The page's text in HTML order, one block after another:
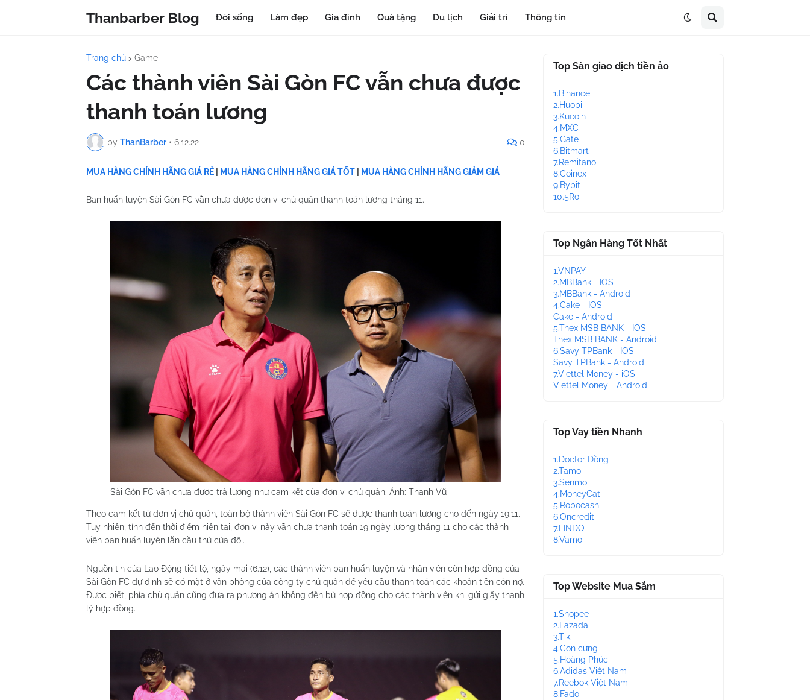
Thanbarber Blog Đời sống Làm đẹp Gia đình Quà tặng Du lịch Giải trí Thông tin
Trang chủ Game
Các thành viên Sài Gòn FC vẫn chưa được
thanh toán lương
by ThanBarber • 6.12.22 0
MUA HÀNG CHÍNH HÃNG GIÁ RẺ MUA HÀNG CHÍNH HÃNG GIÁ TỐT MUA HÀNG CHÍNH HÃNG GIẢM GIÁ
Ban huấn luyện Sài Gòn FC vẫn chưa được đơn vị chủ quản thanh toán lương tháng 11.
Sài Gòn FC vẫn chưa được trả lương như cam kết của đơn vị chủ quản. Ảnh: Thanh Vũ
Theo cam kết từ đơn vị chủ quản, toàn bộ thành viên Sài Gòn FC sẽ được thanh toán lương cho đến ngày 19.11.
Tuy nhiên, tính đến thời điểm hiện tại, đơn vị này vẫn chưa thanh toán 19 ngày lương tháng 11 cho các thành
viên ban huấn luyện lẫn cầu thủ của đội.
Nguồn tin của Lao Động tiết lộ, ngày mai (6.12), các thành viên ban huấn luyện và nhân viên còn hợp đồng của
Sài Gòn FC dự định sẽ có mặt ở văn phòng của công ty chủ quản để yêu cầu thanh toán các khoản tiền còn nợ.
Được biết, phía chủ quản cũng đưa ra phương án không đền bù hợp đồng cho các thành viên khi gửi giấy thanh
lý hợp đồng.
Top Sàn giao dịch tiền ảo
1.Binance
2.Huobi
3.Kucoin
4.MXC
5.Gate
6.Bitmart
7.Remitano
8.Coinex
9.Bybit
10.5Roi
Top Ngân Hàng Tốt Nhất
1.VNPAY
2.MBBank - IOS
3.MBBank - Android
4.Cake - IOS
Cake - Android
5.Tnex MSB BANK - IOS
Tnex MSB BANK - Android
6.Savy TPBank - IOS
Savy TPBank - Android
7.Viettel Money - iOS
Viettel Money - Android
Top Vay tiền Nhanh
1.Doctor Đồng
2.Tamo
3.Senmo
4.MoneyCat
5.Robocash
6.Oncredit
7.FINDO
8.Vamo
Top Website Mua Sắm
1.Shopee
2.Lazada
3.Tiki
4.Con cưng
5.Hoàng Phúc
6.Adidas Việt Nam
7.Reebok Việt Nam
8.Fado